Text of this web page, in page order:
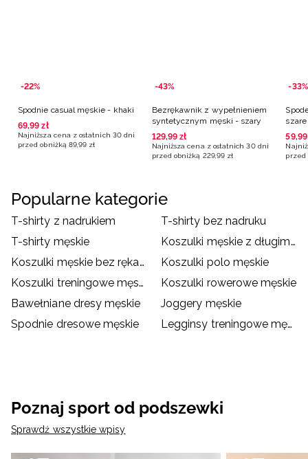
-22%
Spodnie casual męskie - khaki
69,99 zł
Najniższa cena z ostatnich 30 dni
przed obniżką 89,99 zł
-43%
Bezrękawnik z wypełnieniem
syntetycznym męski - szary
129,99 zł
Najniższa cena z ostatnich 30 dni
przed obniżką 229,99 zł
-33%
szare
59,99
przed
Popularne kategorie
T-shirty z nadrukiem
T-shirty bez nadruku
T-shirty męskie
Koszulki męskie z długim rękawem
Koszulki męskie bez rękawów
Koszulki polo męskie
Koszulki treningowe męskie
Koszulki rowerowe męskie
Bawełniane dresy męskie
Joggery męskie
Spodnie dresowe męskie
Legginsy treningowe męskie
Poznaj sport od podszewki
Sprawdź wszystkie wpisy